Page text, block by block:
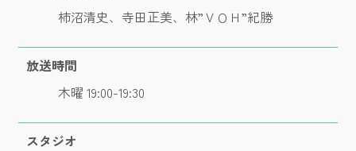
柿沼清史、寺田正美、林”ＶＯＨ”紀勝
放送時間
木曜 19:00-19:30
スタジオ